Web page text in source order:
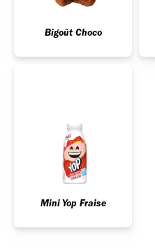
Bigoût Choco
Mini Yop Fraise